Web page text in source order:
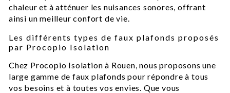
chaleur et à atténuer les nuisances sonores, offrant
ainsi un meilleur confort de vie.
Les différents types de faux plafonds proposés
par Procopio Isolation
Chez Procopio Isolation à Rouen, nous proposons une
large gamme de faux plafonds pour répondre à tous
vos besoins et à toutes vos envies. Que vous